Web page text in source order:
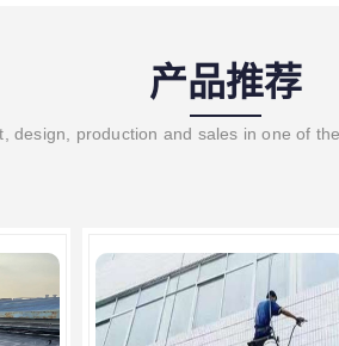
产品推荐
design, production and sales in one of